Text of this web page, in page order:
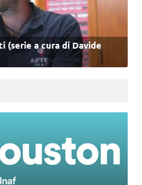
(serie a cura di Davide